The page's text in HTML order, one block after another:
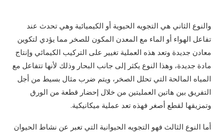
والنوع الثاني هي التجويه الحيوية أو الكيميائية وهي تحدث عند
تفاعل الهواء أو الماء مع المعدن المكون للصخر مما يؤدي لتكوين
معادن جديدة وتعد هذه العملية تغيير على التركيب الكيمائي وإنتاج
مادة جديدة، وهذا النوع يكثر إلى جانب البحار وذلك لأنها تتفاعل مع
المياه المالحة التي تحلل الصخر، ويتم ضرب مثال بسيط من أجل
التفريق بين هاتين العمليتين من خلال إحضار قطعة من الورق
وتمزيقها لقطع أصغر فهذه تعد عملية ميكانيكية.
أما النوع الثالث فهو التجويه الحيوانية التي تعبر عن نشاط الحيوان